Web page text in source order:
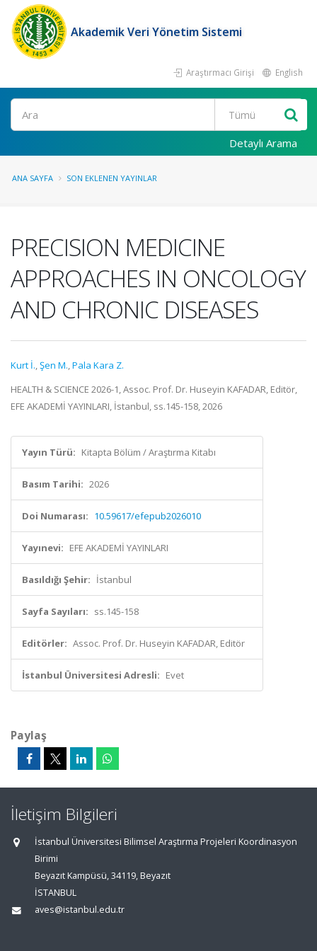
Akademik Veri Yönetim Sistemi
Araştırmacı Girişi English
Ara
Detaylı Arama
ANA SAYFA SON EKLENEN YAYINLAR
PRECISION MEDICINE
APPROACHES IN ONCOLOGY
AND CHRONIC DISEASES
Kurt İ.,Şen M.,Pala Kara Z.
HEALTH & SCIENCE 2026-1, Assoc. Prof. Dr. Huseyin KAFADAR, Editör,
EFE AKADEMİ YAYINLARI, İstanbul, ss.145-158, 2026
Yayın Türü: Kitapta Bölüm / Araştırma Kitabı
Basım Tarihi: 2026
Doi Numarası: 10.59617/efepub2026010
Yayınevi: EFE AKADEMİ YAYINLARI
Basıldığı Şehir: İstanbul
Sayfa Sayıları: ss.145-158
Editörler: Assoc. Prof. Dr. Huseyin KAFADAR, Editör
İstanbul Üniversitesi Adresli: Evet
Paylaş
İletişim Bilgileri
İstanbul Üniversitesi Bilimsel Araştırma Projeleri Koordinasyon
Birimi
Beyazıt Kampüsü, 34119, Beyazıt
İSTANBUL
aves@istanbul.edu.tr